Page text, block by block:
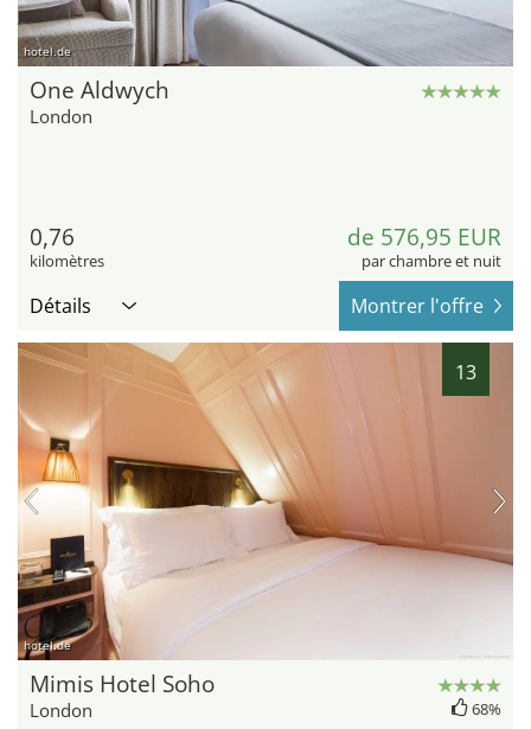
hotel.de
One Aldwych
London
0,76
kilomètres
de 576,95 EUR
par chambre et nuit
Détails Montrer l'offre
13
hotel.de
Mimis Hotel Soho
London 68%